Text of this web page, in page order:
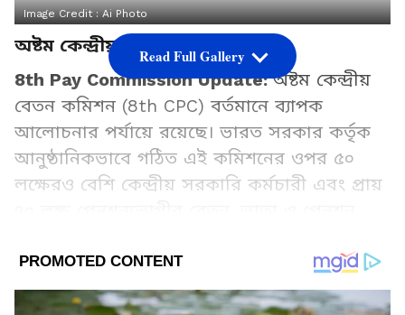
Image Credit :Ai Photo
অষ্টম কেন্দ্রীয় বেতন কমিশন
8th Pay Commission Update:অষ্টম কেন্দ্রীয়
বেতন কমিশন (8th CPC) বর্তমানে ব্যাপক
আলোচনার পর্যায়ে রয়েছে। ভারত সরকার কর্তৃক
আনুষ্ঠানিকভাবে গঠিত এই কমিশনের ওপর ৫০
লক্ষেরও বেশি কেন্দ্রীয় সরকারি কর্মচারী এবং প্রায়
Add Asianetnews Bangla as a Preferred
Source
Read Full Gallery